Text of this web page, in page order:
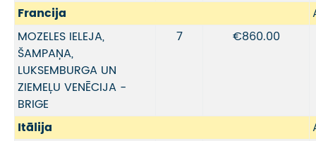
Francija
MOZELES IELEJA,
ŠAMPAŅA,
LUKSEMBURGA UN
ZIEMEĻU VENĒCIJA -
BRIGE
7 €860.00
Itālija